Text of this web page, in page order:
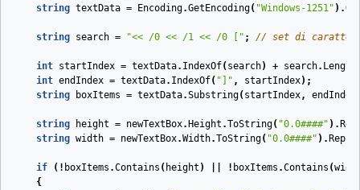
string textData = Encoding.GetEncoding( "Windows-1251" ).
string search = "<< /0 << /1 << /0 [" ; // set di
int startIndex = textData. IndexOf( search) + search. Length
int endIndex = textData. IndexOf( "]" , startIndex);
string
boxItems = textData.Substring( startIndex, endIndex
string height = newTextBox. Height .ToString( "0.0####" ).
string width = newTextBox.Width.ToString( "0.0####" ).
if (! boxItems .Contains ( height ) ! boxItems .Contains (
{